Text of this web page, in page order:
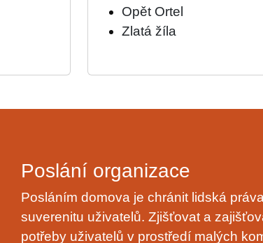
Opět Ortel
Zlatá žíla
Poslání organizace
Posláním domova je chránit lidská
suverenitu uživatelů. Zjišťovat a
potřeby uživatelů v prostředí malých